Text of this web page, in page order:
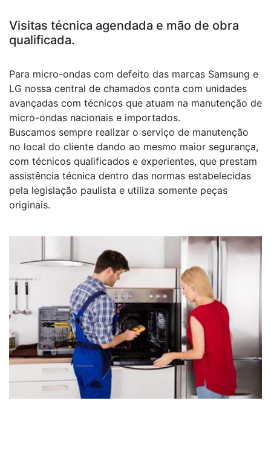
Visitas técnica agendada e mão de obra
qualificada.
Para micro-ondas com defeito das marcas Samsung e
LG nossa central de chamados conta com unidades
avançadas com técnicos que atuam na manutenção de
micro-ondas nacionais e importados.
Buscamos sempre realizar o serviço de manutenção
no local do cliente dando ao mesmo maior segurança,
com técnicos qualificados e experientes, que prestam
assistência técnica dentro das normas estabelecidas
pela legislação paulista e utiliza somente peças
originais.